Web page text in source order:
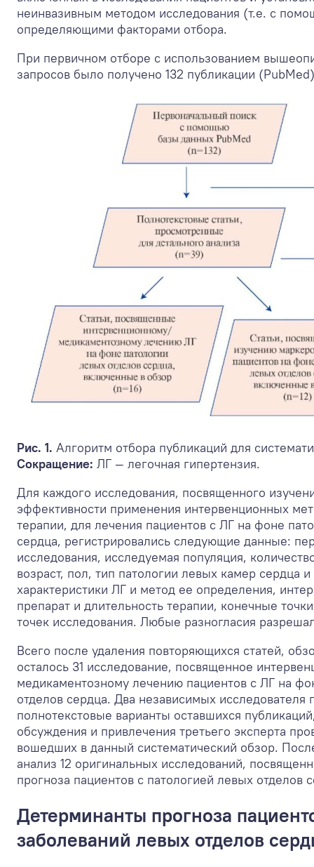
неинвазивным методом исследования (т.е. с
определяющими факторами отбора.
При первичном отборе с использованием
запросов было получено 132 публикации
Рис. 1. Алгоритм отбора публикаций для
Сокращение: ЛГ — легочная гипертензия.
Для каждого исследования, посвященного
эффективности применения интервенционных
терапии, для лечения пациентов с ЛГ на фоне
сердца, регистрировались следующие данные:
исследования, исследуемая популяция,
возраст, пол, тип патологии левых камер
характеристики ЛГ и метод ее определения,
препарат и длительность терапии, конечные
точек исследования. Любые разногласия
Всего после удаления повторяющихся статей,
осталось 31 исследование, посвященное
медикаментозному лечению пациентов с ЛГ на
отделов сердца. Два независимых исследователя
полнотекстовые варианты оставшихся
обсуждения и привлечения третьего эксперта
вошедших в данный систематический обзор.
анализ 12 оригинальных исследований,
прогноза пациентов с патологией левых отделов
Детерминанты прогноза
заболеваний левых отделов